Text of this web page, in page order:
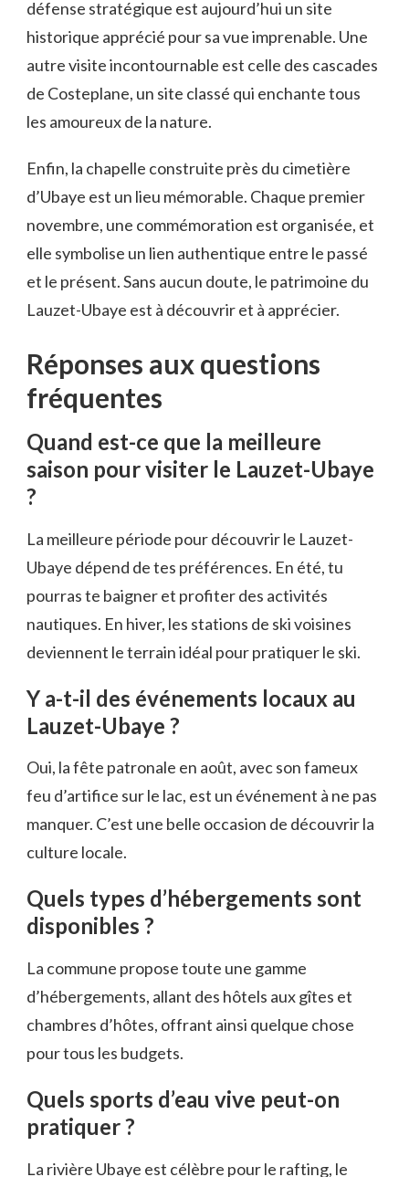
défense stratégique est aujourd’hui un site
historique apprécié pour sa vue imprenable. Une
autre visite incontournable est celle des cascades
de Costeplane, un site classé qui enchante tous
les amoureux de la nature.
Enfin, la chapelle construite près du cimetière
d’Ubaye est un lieu mémorable. Chaque premier
novembre, une commémoration est organisée, et
elle symbolise un lien authentique entre le passé
et le présent. Sans aucun doute, le patrimoine du
Lauzet-Ubaye est à découvrir et à apprécier.
Réponses aux questions
fréquentes
Quand est-ce que la meilleure
saison pour visiter le Lauzet-Ubaye
?
La meilleure période pour découvrir le Lauzet-
Ubaye dépend de tes préférences. En été, tu
pourras te baigner et profiter des activités
nautiques. En hiver, les stations de ski voisines
deviennent le terrain idéal pour pratiquer le ski.
Y a-t-il des événements locaux au
Lauzet-Ubaye ?
Oui, la fête patronale en août, avec son fameux
feu d’artifice sur le lac, est un événement à ne pas
manquer. C’est une belle occasion de découvrir la
culture locale.
Quels types d’hébergements sont
disponibles ?
La commune propose toute une gamme
d’hébergements, allant des hôtels aux gîtes et
chambres d’hôtes, offrant ainsi quelque chose
pour tous les budgets.
Quels sports d’eau vive peut-on
pratiquer ?
La rivière Ubaye est célèbre pour le rafting, le